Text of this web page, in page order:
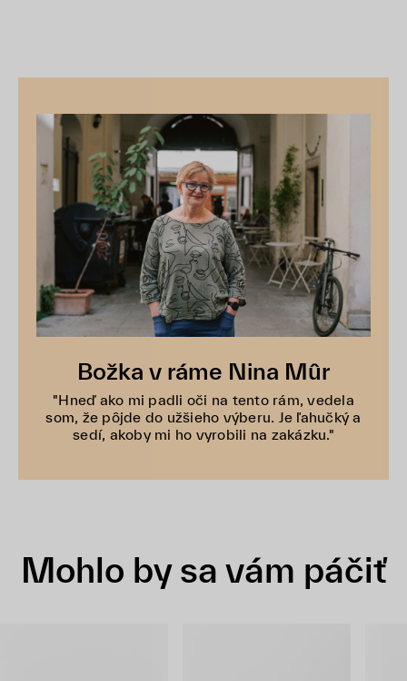
Božka v ráme Nina Mûr
"Hneď ako mi padli oči na tento rám, vedela
som, že pôjde do užšieho výberu. Je ľahučký a
sedí, akoby mi ho vyrobili na zakázku."
Mohlo by sa vám páčiť